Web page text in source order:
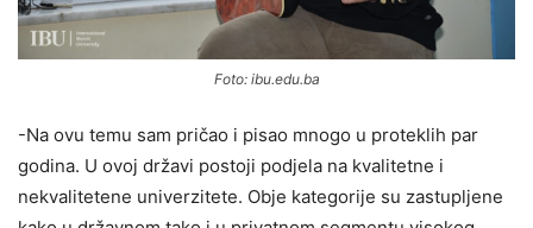
Foto: ibu.edu.ba
-Na ovu temu sam pričao i pisao mnogo u proteklih par
godina. U ovoj državi postoji podjela na kvalitetne i
nekvalitetene univerzitete. Obje kategorije su zastupljene